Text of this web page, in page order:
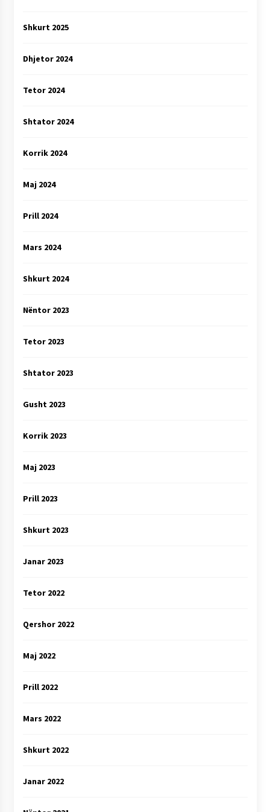
Shkurt 2025
Dhjetor 2024
Tetor 2024
Shtator 2024
Korrik 2024
Maj 2024
Prill 2024
Mars 2024
Shkurt 2024
Nëntor 2023
Tetor 2023
Shtator 2023
Gusht 2023
Korrik 2023
Maj 2023
Prill 2023
Shkurt 2023
Janar 2023
Tetor 2022
Qershor 2022
Maj 2022
Prill 2022
Mars 2022
Shkurt 2022
Janar 2022